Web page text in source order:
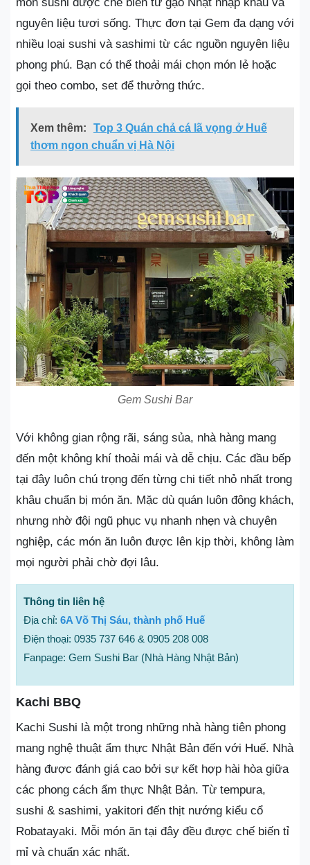
nguyên liệu tươi sống. Thực đơn tại Gem đa dạng với
nhiều loại sushi và sashimi từ các nguồn nguyên liệu
phong phú. Bạn có thể thoải mái chọn món lẻ hoặc
gọi theo combo, set để thưởng thức.
Xem thêm:
Top 3 Quán chả cá lã vọng ở Huế
thơm ngon chuẩn vị Hà Nội
Gem Sushi Bar
Với không gian rộng rãi, sáng sủa, nhà hàng mang
đến một không khí thoải mái và dễ chịu. Các đầu bếp
tại đây luôn chú trọng đến từng chi tiết nhỏ nhất trong
khâu chuẩn bị món ăn. Mặc dù quán luôn đông khách,
nhưng nhờ đội ngũ phục vụ nhanh nhẹn và chuyên
nghiệp, các món ăn luôn được lên kịp thời, không làm
mọi người phải chờ đợi lâu.
Thông tin liên hệ
Địa chỉ: 6A Võ Thị Sáu, thành phố Huế
Điện thoại: 0935 737 646 & 0905 208 008
Fanpage: Gem Sushi Bar (Nhà Hàng Nhật Bản)
Kachi BBQ
Kachi Sushi là một trong những nhà hàng tiên phong
mang nghệ thuật ẩm thực Nhật Bản đến với Huế. Nhà
hàng được đánh giá cao bởi sự kết hợp hài hòa giữa
các phong cách ẩm thực Nhật Bản. Từ tempura,
sushi & sashimi, yakitori đến thịt nướng kiểu cổ
Robatayaki. Mỗi món ăn tại đây đều được chế biến tỉ
mỉ và chuẩn xác nhất.